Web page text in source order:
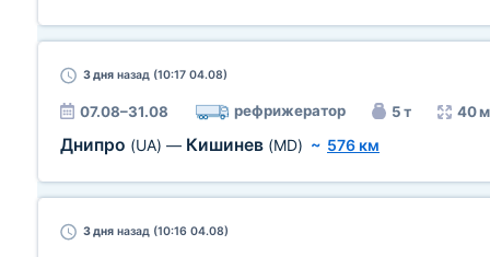
3 дня назад (10:17 04.08)
07.08–31.08 рефрижератор 5 т 40
Днипро (UA) — Кишинев (MD) ~ 576 км
3 дня назад (10:16 04.08)